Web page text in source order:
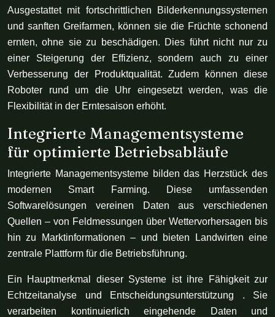
Ausgestattet mit fortschrittlichen Bilderkennungssystemen
und sanften Greifarmen, können sie die Früchte schonend
ernten, ohne sie zu beschädigen. Dies führt nicht nur zu
einer Steigerung der Effizienz, sondern auch zu einer
Verbesserung der Produktqualität. Zudem können diese
Roboter rund um die Uhr eingesetzt werden, was die
Flexibilität in der Erntesaison erhöht.
Integrierte Managementsysteme
für optimierte Betriebsabläufe
Integrierte Managementsysteme bilden das Herzstück des
modernen Smart Farming. Diese umfassenden
Softwarelösungen vereinen Daten aus verschiedenen
Quellen – von Feldmessungen über Wettervorhersagen bis
hin zu Marktinformationen – und bieten Landwirten eine
zentrale Plattform für die Betriebsführung.
Ein Hauptmerkmal dieser Systeme ist ihre Fähigkeit zur
Echtzeitanalyse und Entscheidungsunterstützung . Sie
verarbeiten kontinuierlich eingehende Daten und